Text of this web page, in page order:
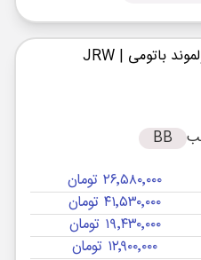
باتومی
| JRW
BB
۲۶٬۵۸۰٬۰۰۰ تومان
۴۱٬۵۳۰٬۰۰۰ تومان
۱۹٬۴۳۰٬۰۰۰ تومان
۱۲٬۹۰۰٬۰۰۰ تومان